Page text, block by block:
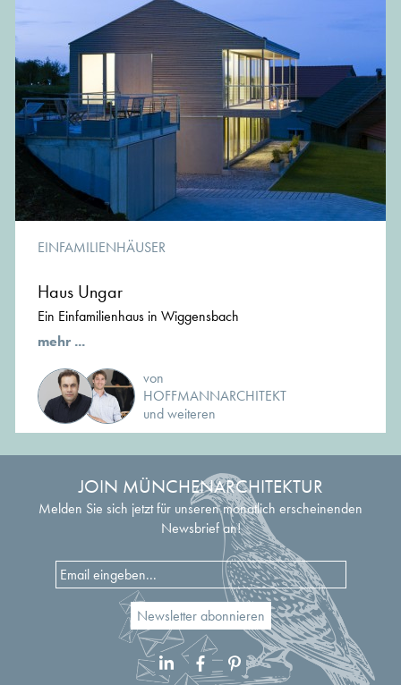
EINFAMILIENHÄUSER
Haus Ungar
Ein Einfamilienhaus in Wiggensbach
mehr ...
von
HOFFMANNARCHITEKT
und weiteren
JOIN MÜNCHENARCHITEKTUR
Melden Sie sich jetzt für unseren monatlich erscheinenden
Newsbrief an!